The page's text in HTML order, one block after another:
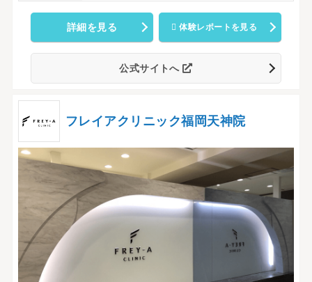
詳細を見る 体験レポートを見る
公式サイトへ
フレイアクリニック福岡天神院